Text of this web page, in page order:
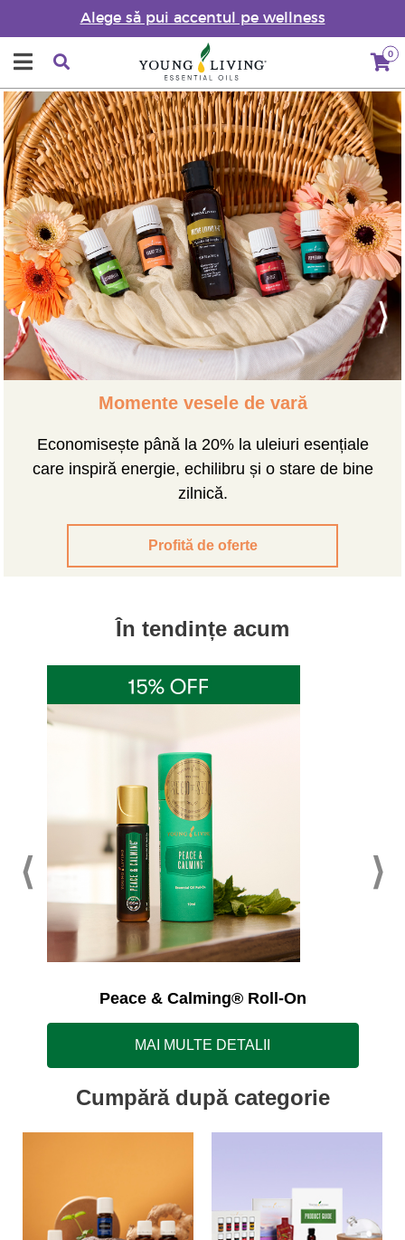
Alege să pui accentul pe wellness
0
Momente vesele de vară
Economisește până la 20% la uleiuri esențiale
care inspiră energie, echilibru și o stare de bine
zilnică.
Profită de oferte
Previous
În tendințe acum
Peace & Calming® Roll-On
MAI MULTE DETALII
Cumpără după categorie